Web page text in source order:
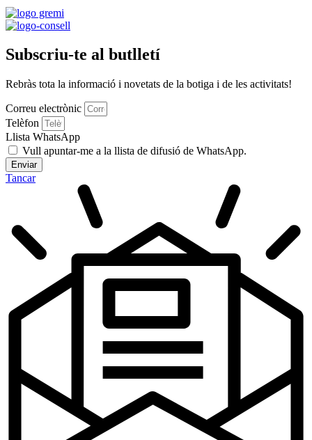
Subscriu-te al butlletí
Rebràs tota la informació i novetats de la botiga i de les activitats!
Correu electrònic
Telèfon
Llista WhatsApp
Vull apuntar-me a la llista de difusió de WhatsApp.
Enviar
Tancar